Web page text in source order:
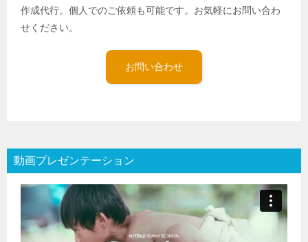
作成代行。個人でのご依頼も可能です。お気軽にお問い合わ
せください。
お問い合わせ
動画プレゼンテーション